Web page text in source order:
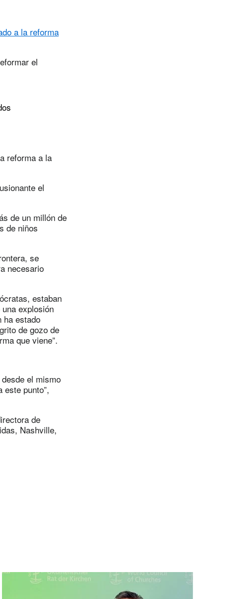
a la reforma
el
reforma a la
el
de un millón de
de niños
se
necesario
estaban
explosión
ha estado
de gozo de
que viene”.
el mismo
punto”,
de
Nashville,